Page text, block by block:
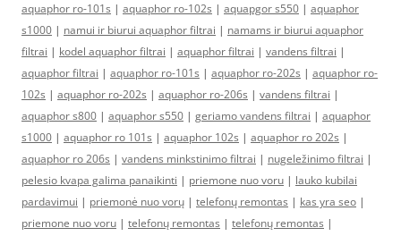
aquaphor ro-101s | aquaphor ro-102s | aquapgor s550 | aquaphor
s1000 | namui ir biurui aquaphor filtrai | namams ir biurui aquaphor
filtrai | kodel aquaphor filtrai | aquaphor filtrai | vandens filtrai |
aquaphor filtrai | aquaphor ro-101s | aquaphor ro-202s | aquaphor ro-
102s | aquaphor ro-202s | aquaphor ro-206s | vandens filtrai |
aquaphor s800 | aquaphor s550 | geriamo vandens filtrai | aquaphor
s1000 | aquaphor ro 101s | aquaphor 102s | aquaphor ro 202s |
aquaphor ro 206s | vandens minkstinimo filtrai | nugeležinimo filtrai |
pelesio kvapa galima panaikinti | priemone nuo voru | lauko kubilai
pardavimui | priemonė nuo vorų | telefonų remontas | kas yra seo |
priemone nuo voru | telefonų remontas | telefonų remontas |